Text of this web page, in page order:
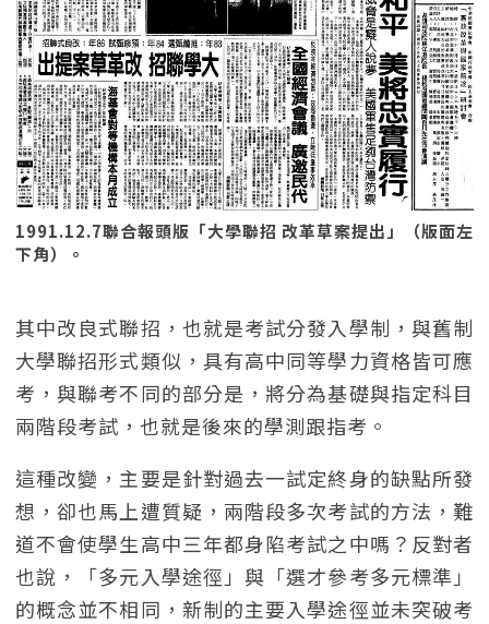
1991.12.7聯合報頭版「大學聯招 改革草案提出」（版面左
下角）。
其中改良式聯招，也就是考試分發入學制，與舊制
大學聯招形式類似，具有高中同等學力資格皆可應
考，與聯考不同的部分是，將分為基礎與指定科目
兩階段考試，也就是後來的學測跟指考。
這種改變，主要是針對過去一試定終身的缺點所發
想，卻也馬上遭質疑，兩階段多次考試的方法，難
道不會使學生高中三年都身陷考試之中嗎？反對者
也說，「多元入學途徑」與「選才參考多元標準」
的概念並不相同，新制的主要入學途徑並未突破考